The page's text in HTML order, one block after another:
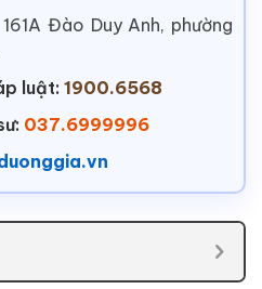
161A Đào Duy Anh, phường
luật: 1900.6568
037.6999996